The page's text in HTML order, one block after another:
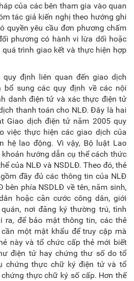
của các bên tham gia vào quan
tác giả kiến nghị theo hướng ghi
quyền yêu cầu đơn phương chấm
phương có hành vi lừa dối hoặc
trình giao kết và thực hiện hợp
định liên quan đến giao dịch
bổ sung các quy định về các nội
danh điện tử và xác thực điện tử
thanh toán cho NLĐ. Đây là hai
Giao dịch điện tử năm 2005 quy
việc thực hiện các giao dịch của
hệ lao động. Vì vậy, Bộ luật Lao
hướng dẫn cụ thể cách thức
của NLĐ và NSDLĐ. Theo đó, thẻ
đầy đủ các thông tin của NLĐ
phía NSDLĐ về tên, năm sinh,
hoặc căn cước công dân, giới
nơi đăng ký thường trú, tình
ra, để bảo mật thông tin, các thẻ
một mật khẩu để truy cập mà
này và tổ chức cấp thẻ mới biết
điện tử hay chứng thư số do tổ
chứng thực chữ ký điện tử và tổ
thực chữ ký số cấp. Hơn thế